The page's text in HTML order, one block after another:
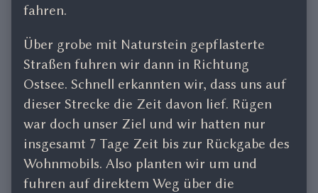
fahren.
Über grobe mit Naturstein gepflasterte
Straßen fuhren wir dann in Richtung
Ostsee. Schnell erkannten wir, dass uns auf
dieser Strecke die Zeit davon lief. Rügen
war doch unser Ziel und wir hatten nur
insgesamt 7 Tage Zeit bis zur Rückgabe des
Wohnmobils. Also planten wir um und
fuhren auf direktem Weg über die